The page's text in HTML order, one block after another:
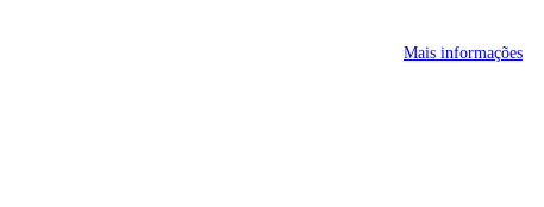
Mais informações